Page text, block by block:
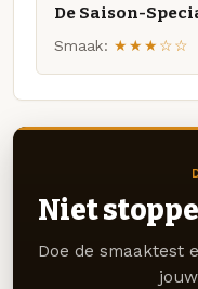
De Saison-
Smaak: ★★★☆☆
Niet
Doe de smaaktest